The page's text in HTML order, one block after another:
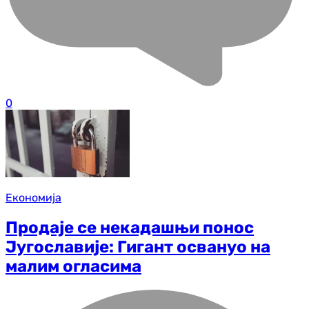
0
Економија
Продаје се некадашњи понос
Југославије: Гигант освануо на
малим огласима